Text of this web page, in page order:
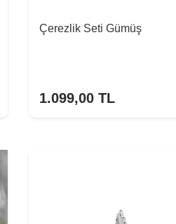
Çerezlik Seti Gümüş
1.099,00 TL